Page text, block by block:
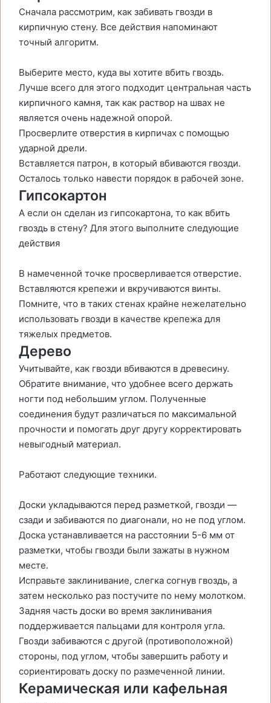
Сначала рассмотрим, как забивать гвозди в
кирпичную стену. Все действия напоминают
точный алгоритм.
Выберите место, куда вы хотите вбить гвоздь.
Лучше всего для этого подходит центральная часть
кирпичного камня, так как раствор на швах не
является очень надежной опорой.
Просверлите отверстия в кирпичах с помощью
ударной дрели.
Вставляется патрон, в который вбиваются гвозди.
Осталось только навести порядок в рабочей зоне.
Гипсокартон
А если он сделан из гипсокартона, то как вбить
гвоздь в стену? Для этого выполните следующие
действия
В намеченной точке просверливается отверстие.
Вставляются крепежи и вкручиваются винты.
Помните, что в таких стенах крайне нежелательно
использовать гвозди в качестве крепежа для
тяжелых предметов.
Дерево
Учитывайте, как гвозди вбиваются в древесину.
Обратите внимание, что удобнее всего держать
ногти под небольшим углом. Полученные
соединения будут различаться по максимальной
прочности и помогать друг другу корректировать
невыгодный материал.
Работают следующие техники.
Доски укладываются перед разметкой, гвозди —
сзади и забиваются по диагонали, но не под углом.
Доска устанавливается на расстоянии 5-6 мм от
разметки, чтобы гвозди были зажаты в нужном
месте.
Исправьте заклинивание, слегка согнув гвоздь, а
затем несколько раз постучите по нему молотком.
Задняя часть доски во время заклинивания
поддерживается пальцами для контроля угла.
Гвозди забиваются с другой (противоположной)
стороны, под углом, чтобы завершить работу и
сориентировать доску по размеченной линии.
Керамическая или кафельная